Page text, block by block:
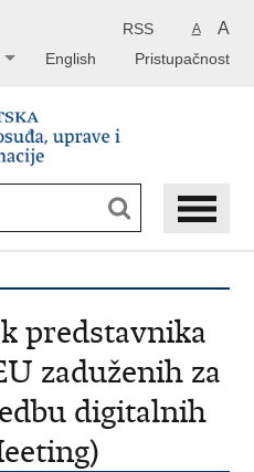
A A
RSS
Pristupačnost
English
predstavnika
zaduženih za
digitalnih